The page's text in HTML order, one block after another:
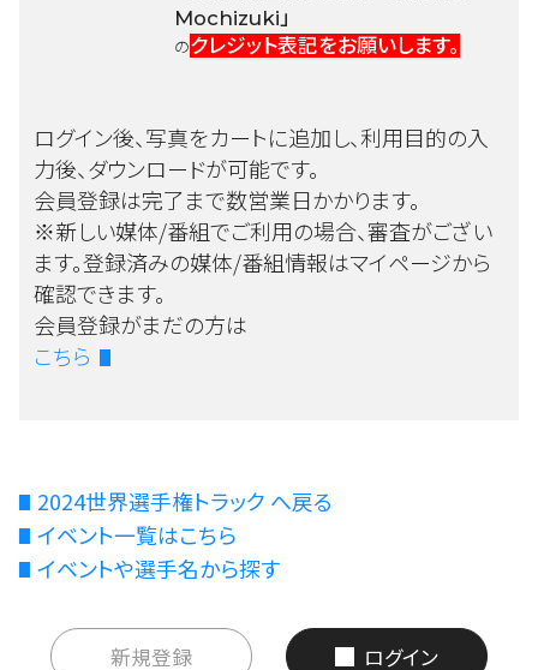
Mochizuki」
のクレジット表記をお願いします。
ログイン後、写真をカートに追加し、利用目的の入
力後、ダウンロードが可能です。
会員登録は完了まで数営業日かかります。
※新しい媒体/番組でご利用の場合、審査がござい
ます。登録済みの媒体/番組情報はマイページから
確認できます。
会員登録がまだの方は
こちら
2024世界選手権トラック へ戻る
イベント一覧はこちら
イベントや選手名から探す
新規登録 ログイン